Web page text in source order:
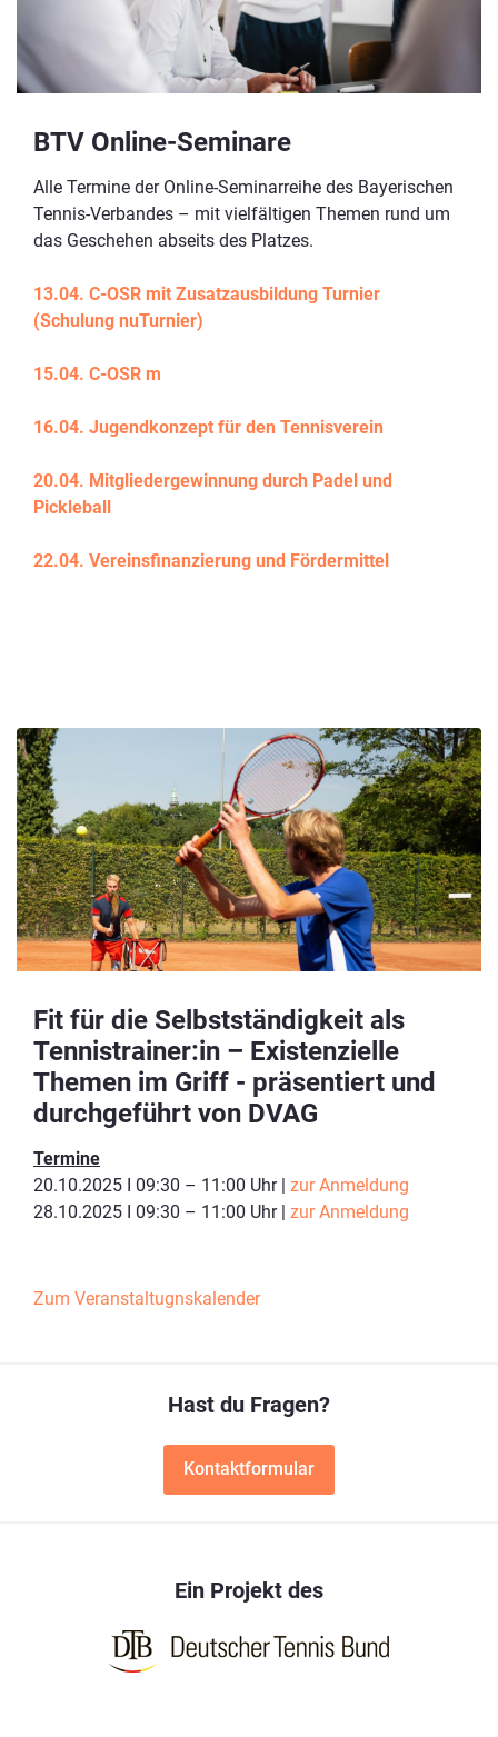
BTV Online-Seminare
Alle Termine der Online-Seminarreihe des Bayerischen
Tennis-Verbandes – mit vielfältigen Themen rund um
das Geschehen abseits des Platzes.
13.04. C-OSR mit Zusatzausbildung Turnier
(Schulung nuTurnier)
15.04. C-OSR m
16.04. Jugendkonzept für den Tennisverein
20.04. Mitgliedergewinnung durch Padel und
Pickleball
22.04. Vereinsfinanzierung und Fördermittel
Fit für die Selbstständigkeit als
Tennistrainer:in – Existenzielle
Themen im Griff - präsentiert und
durchgeführt von DVAG
Termine
20.10.2025 I 09:30 – 11:00 Uhr | zur Anmeldung
28.10.2025 I 09:30 – 11:00 Uhr | zur Anmeldung
Zum Veranstaltugnskalender
Hast du Fragen?
Kontaktformular
Ein Projekt des